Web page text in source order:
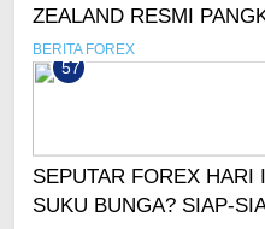
ZEALAND RESMI
BERITA FOREX
57
SEPUTAR FOREX HARI
SUKU BUNGA? SIAP-